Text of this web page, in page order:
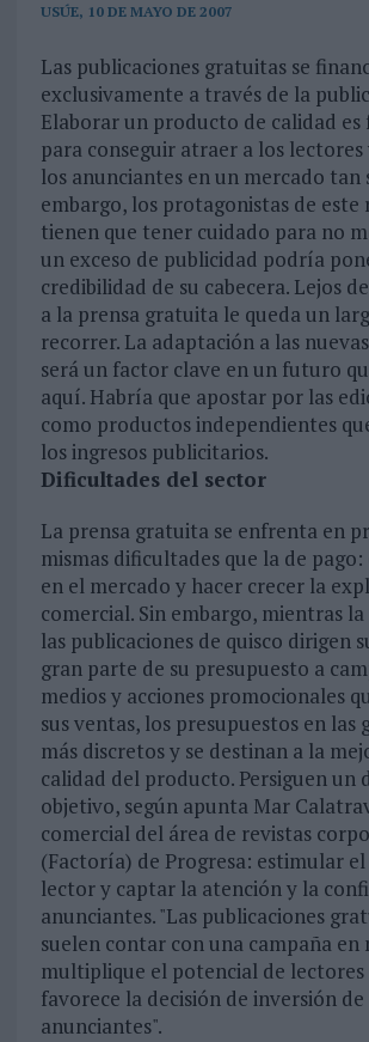
USÚE, 10 DE MAYO DE 2007
Las publicaciones gratuitas se
exclusivamente a través de la
Elaborar un producto de calidad
para conseguir atraer a los lectores
los anunciantes en un mercado tan
embargo, los protagonistas de este
tienen que tener cuidado para no
un exceso de publicidad podría
credibilidad de su cabecera. Lejos
a la prensa gratuita le queda un
recorrer. La adaptación a las
será un factor clave en un futuro
aquí. Habría que apostar por las
como productos independientes
los ingresos publicitarios.
Dificultades del sector
La prensa gratuita se enfrenta en
mismas dificultades que la de
en el mercado y hacer crecer la
comercial. Sin embargo, mientras
las publicaciones de quisco dirigen
gran parte de su presupuesto a
medios y acciones promocionales
sus ventas, los presupuestos en las
más discretos y se destinan a la
calidad del producto. Persiguen un
objetivo, según apunta Mar
comercial del área de revistas
(Factoría) de Progresa: estimular
lector y captar la atención y la
anunciantes. "Las publicaciones
suelen contar con una campaña en
multiplique el potencial de lectores
favorece la decisión de inversión de
anunciantes".